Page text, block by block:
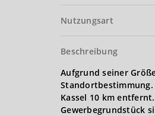
Nutzungsart
Beschreibung
Aufgrund seiner
Standortbestimmung.
Kassel 10 km
Gewerbegrundstück